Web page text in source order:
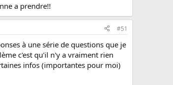
a prendre!!
#51
à une série de questions que je
c'est qu'il n'y a vraiment rien
infos (importantes pour moi)